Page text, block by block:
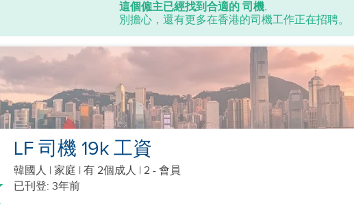
這個僱主已經找到合適的 司機.
別擔心，還有更多在香港的司機工作正在招聘。
LF 司機 19k 工資
韓國人 | 家庭 | 有 2個成人 | 2 - 會員
已刊登: 3年前